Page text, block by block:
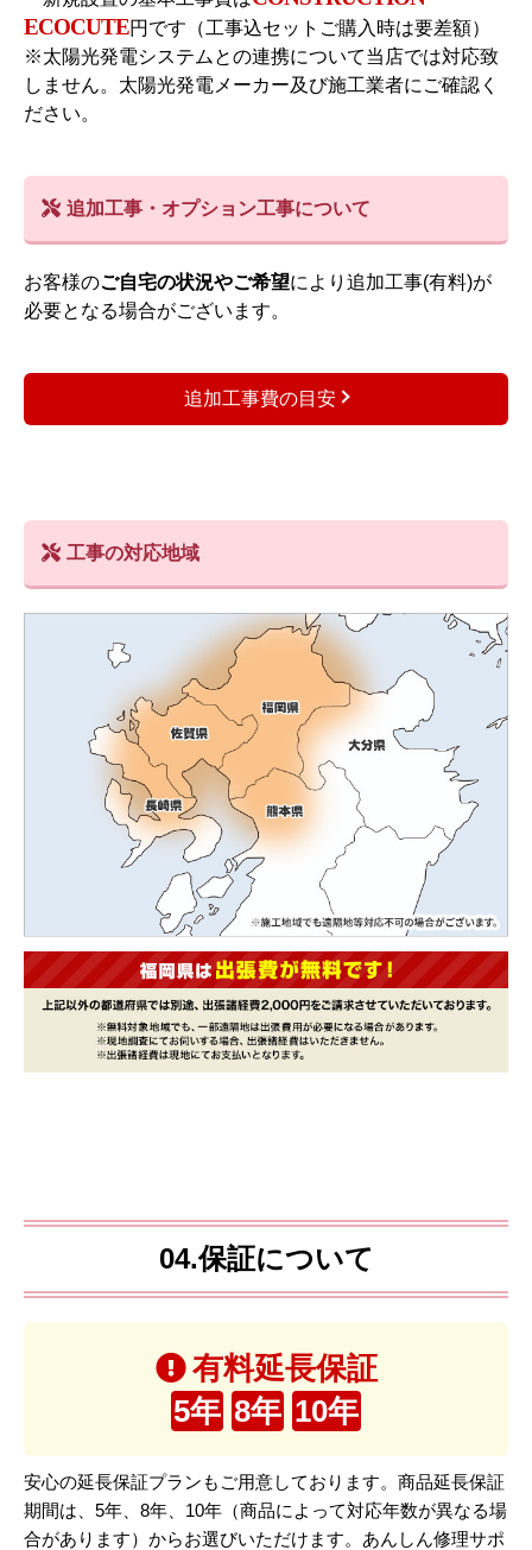
ECOCUTE円です（工事込セットご購入時は要差額）
※太陽光発電システムとの連携について当店では対応致
しません。太陽光発電メーカー及び施工業者にご確認く
ださい。
追加工事・オプション工事について
お客様のご自宅の状況やご希望により追加工事(有料)が
必要となる場合がございます。
追加工事費の目安
工事の対応地域
04.保証について
有料延長保証
5年 8年 10年
安心の延長保証プランもご用意しております。商品延長保証
期間は、5年、8年、10年（商品によって対応年数が異なる場
合があります）からお選びいただけます。あんしん修理サポ